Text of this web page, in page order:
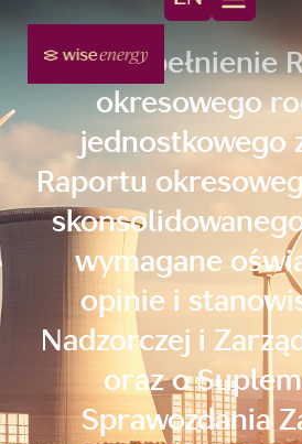
Uzupełnienie
okresowego
jednostkowego
Raportu
wymagane
opinie i
Nadzorczej i
oraz o
Sprawozdania